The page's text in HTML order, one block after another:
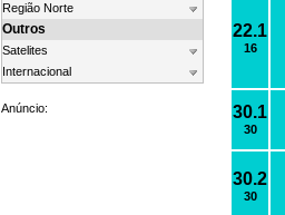
Região Norte
Outros
Satelites
Internacional
Anúncio:
22.1
16
30.1
30
30.2
30